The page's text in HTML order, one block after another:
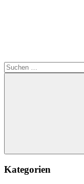
Suchen
nach:
Kategorien